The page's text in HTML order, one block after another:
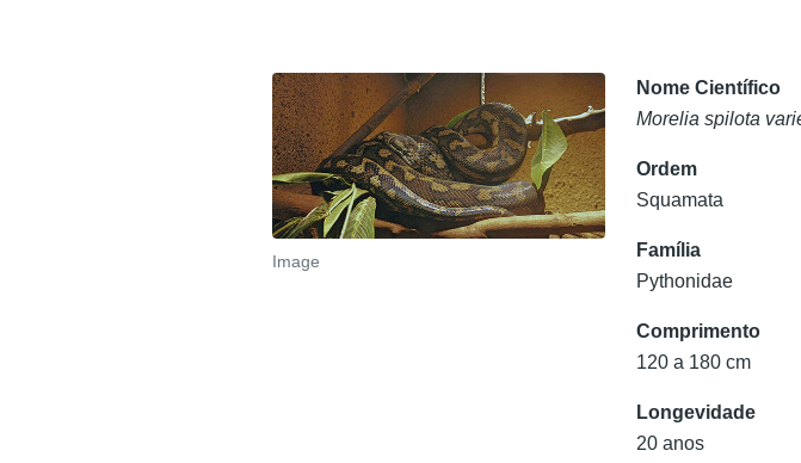
Image
Nome Científico
Morelia spilota
Ordem
Squamata
Família
Pythonidae
Comprimento
120 a 180 cm
Longevidade
20 anos